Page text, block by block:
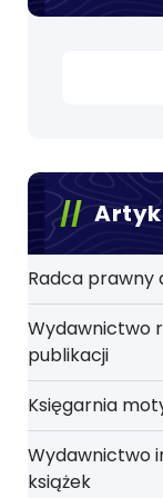
Radca prawny
Wydawnictwo
publikacji
Księgarnia
Wydawnictwo
książek